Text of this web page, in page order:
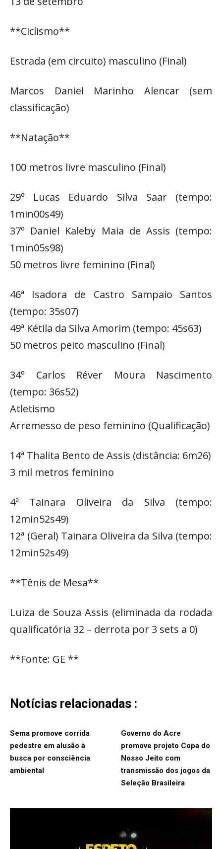
**Ciclismo**
Estrada (em circuito) masculino (Final)
Marcos Daniel Marinho Alencar (sem
classificação)
**Natação**
100 metros livre masculino (Final)
29º Lucas Eduardo Silva Saar (tempo:
1min00s49)
37º Daniel Kaleby Maia de Assis (tempo:
1min05s98)
50 metros livre feminino (Final)
46ª Isadora de Castro Sampaio Santos
(tempo: 35s07)
49ª Kétila da Silva Amorim (tempo: 45s63)
50 metros peito masculino (Final)
34º Carlos Réver Moura Nascimento
(tempo: 36s52)
Atletismo
Arremesso de peso feminino (Qualificação)
14ª Thalita Bento de Assis (distância: 6m26)
3 mil metros feminino
4ª Tainara Oliveira da Silva (tempo:
12min52s49)
12ª (Geral) Tainara Oliveira da Silva (tempo:
12min52s49)
**Tênis de Mesa**
Luiza de Souza Assis (eliminada da rodada
qualificatória 32 – derrota por 3 sets a 0)
**Fonte: GE **
Notícias relacionadas :
Sema promove corrida
pedestre em alusão à
busca por consciência
ambiental
Governo do Acre
promove projeto Copa do
Nosso Jeito com
transmissão dos jogos da
Seleção Brasileira